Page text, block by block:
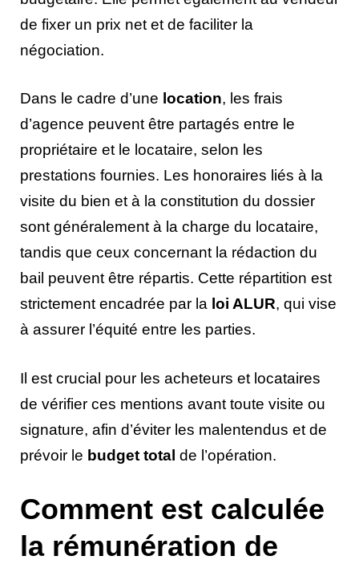
de fixer un prix net et de faciliter la
négociation.
Dans le cadre d’une location, les frais
d’agence peuvent être partagés entre le
propriétaire et le locataire, selon les
prestations fournies. Les honoraires liés à la
visite du bien et à la constitution du dossier
sont généralement à la charge du locataire,
tandis que ceux concernant la rédaction du
bail peuvent être répartis. Cette répartition est
strictement encadrée par la loi ALUR, qui vise
à assurer l’équité entre les parties.
Il est crucial pour les acheteurs et locataires
de vérifier ces mentions avant toute visite ou
signature, afin d’éviter les malentendus et de
prévoir le budget total de l’opération.
Comment est calculée
la rémunération de